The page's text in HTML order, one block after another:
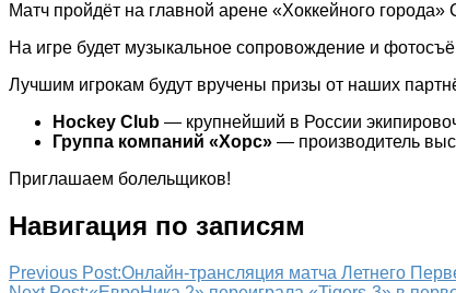
Матч пройдёт на главной арене «Хоккейного
На игре будет музыкальное сопровождение и
Лучшим игрокам будут вручены призы от наших
Hockey Club — крупнейший в России
Группа компаний «Хорс» — производитель
Приглашаем болельщиков!
Навигация по записям
Previous Post:Онлайн-трансляция матча Летнего